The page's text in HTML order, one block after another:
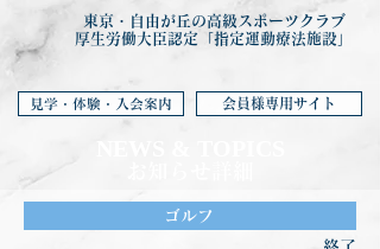
東京・自由が丘の高級スポーツクラブ
厚生労働大臣認定「指定運動療法施設」
見学・体験・入会案内 会員様専用サイト
ゴルフ